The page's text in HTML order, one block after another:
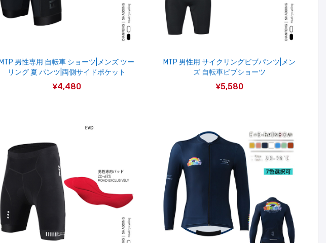
MTP 男性専用 自転車 ショーツ|メンズ ツー
リング 夏 パンツ|両側サイドポケット
¥4,480
MTP 男性用 サイクリングビブパンツ|メン
ズ 自転車ビブショーツ
¥5,580